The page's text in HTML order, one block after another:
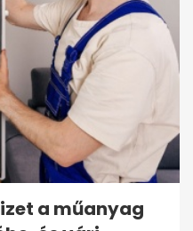
a műanyag